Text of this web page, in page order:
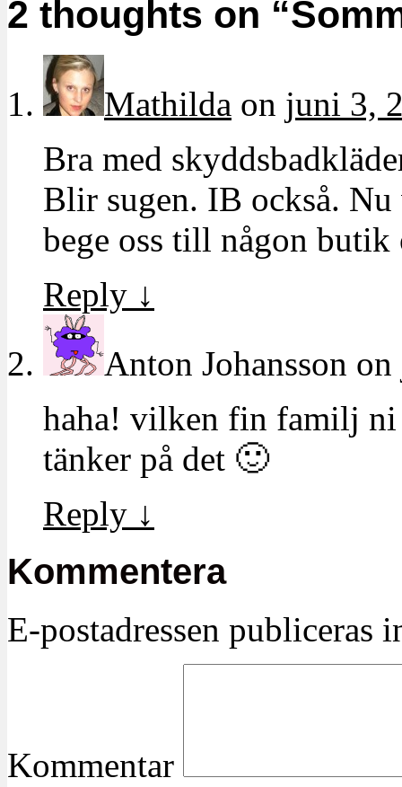
2 thoughts on “
Mathilda on juni 3,
Bra med
Blir sugen. IB också.
bege oss till någon butik
Reply ↓
Anton Johansson on
haha! vilken fin familj ni
tänker på det 🙂
Reply ↓
Kommentera
E-postadressen publiceras
Kommentar